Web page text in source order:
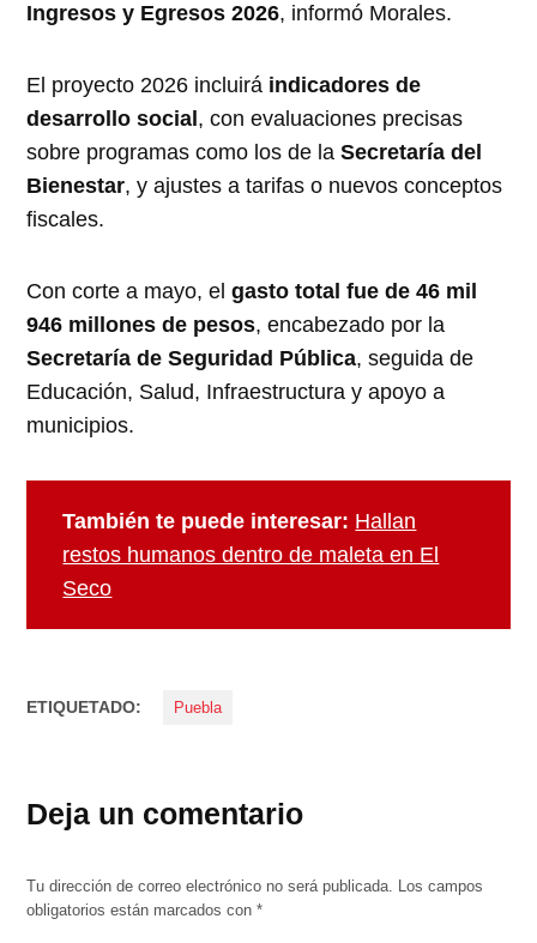
Ingresos y Egresos 2026, informó Morales.
El proyecto 2026 incluirá indicadores de
desarrollo social, con evaluaciones precisas
sobre programas como los de laSecretaría del
Bienestar, y ajustes a tarifas o nuevos conceptos
fiscales.
Con corte a mayo, elgasto total fue de 46 mil
946 millones de pesos, encabezado por la
Secretaría de Seguridad Pública, seguida de
Educación, Salud, Infraestructura y apoyo a
municipios.
También te puede interesar: Hallan
restos humanos dentro de maleta en El
Seco
ETIQUETADO: Puebla
Deja un comentario
Tu dirección de correo electrónico no será publicada. Los campos
obligatorios están marcados con*